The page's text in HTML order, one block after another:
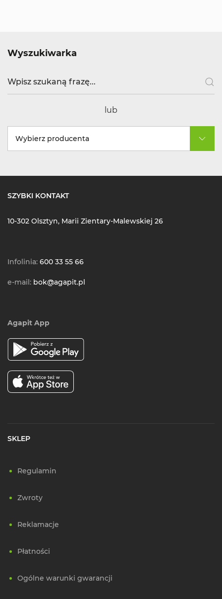
Wyszukiwarka
lub
Wybierz producenta
SZYBKI KONTAKT
10-302 Olsztyn, Marii Zientary-Malewskiej 26
Infolinia: 600 33 55 66
e-mail: bok@agapit.pl
Agapit App
SKLEP
Regulamin
Zwroty
Reklamacje
Płatności
Ogólne warunki gwarancji